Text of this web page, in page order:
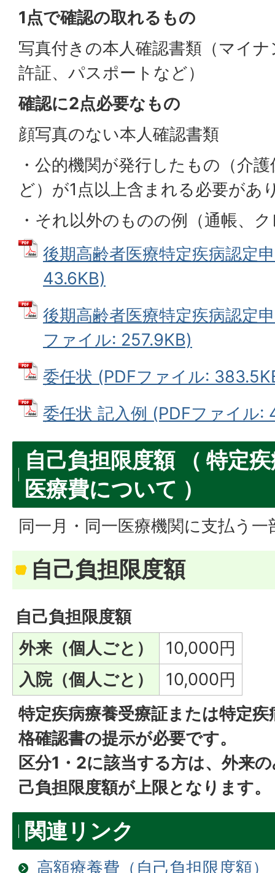
1点で確認の取れるもの
写真付きの本人確認書類（マイ
許証、パスポートなど）
確認に2点必要なもの
顔写真のない本人確認書類
・公的機関が発行したもの（介
ど）が1点以上含まれる必要があ
・それ以外のものの例（通帳、
後期高齢者医療特定疾病認定
43.6KB)
後期高齢者医療特定疾病認定
ファイル: 257.9KB)
委任状 (PDFファイル:
委任状 記入例 (PDFファイル:
自己負担限度額 （ 特定
医療費について ）
同一月・同一医療機関に支払う
自己負担限度額
自己負担限度額
外来（個人ごと）
10,000円
入院（個人ごと）
10,000円
特定疾病療養受療証または特定
格確認書の提示が必要です。
区分1・2に該当する方は、外来
己負担限度額が上限となります。
関連リンク
高額療養費（自己負担限度額）